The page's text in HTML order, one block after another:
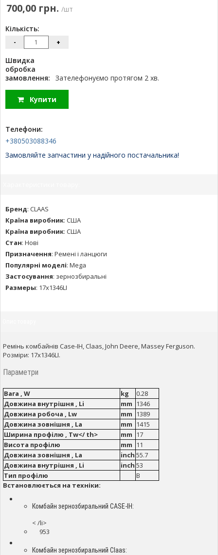
700,00 грн. /шт
Кількість:
- +
Швидка
обробка
замовлення:
Зателефонуємо протягом 2 хв.
Купити
Телефони:
+380503088346
Замовляйте запчастини у надійного постачальника!
Бренд: CLAAS
Країна виробник: США
Країна виробник: США
Стан: Нові
Призначення: Ремені і ланцюги
Популярні моделі: Mega
Застосування: зернозбиральні
Размеры: 17x1346LI
Ремінь комбайнів Case-IH, Claas, John Deere, Massey Ferguson.
Розміри: 17x1346LI.
Параметри
Вага , W kg
0.28
Довжина внутрішня , Li
mm 1346
Довжина робоча , Lw
mm 1389
Довжина зовнішня , La
mm 1415
Ширина профілю , Tw</ th>
mm 17
Висота профілю
mm 11
Довжина зовнішня , La
inch 55.7
Довжина внутрішня , Li
inch 53
Тип профілю
B
Встановлюється на техніки:
Комбайн зернозбиральний CASE-IH:
< /li>
953
Комбайн зернозбиральний Claas: